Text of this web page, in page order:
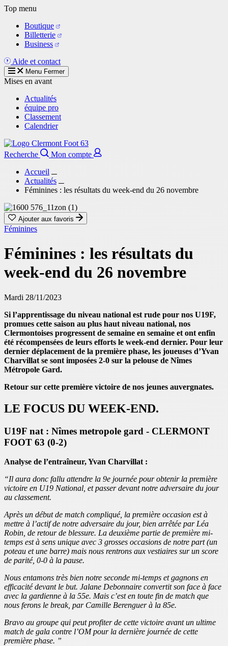
Aller
contenu
principal
Top menu
Boutique
Billetterie
Business
Aide et contact
Menu Fermer
Mises en avant
Actualités
équipe pro
Classement
Calendrier
Recherche
Mon compte
Accueil
Actualités
Féminines : les résultats du week-end du 26 novembre
Ajouter aux favoris
Féminines
Féminines : les résultats du
week-end du 26 novembre
Mardi 28/11/2023
Si l’apprentissage du niveau national est rude pour nos U19F,
promues cette saison au plus haut niveau national, nos
Clermontoises progressent de semaine en semaine et ont enfin
été récompensées de leurs efforts le week-end dernier. Pour leur
dernier déplacement de la première phase, les joueuses d’Yvan
Charvillat se sont imposées 2-0 sur la pelouse de Nîmes
Métropole Gard.
Retour sur cette première victoire de nos jeunes auvergnates.
LE FOCUS DU WEEK-END.
U19F nat : Nîmes metropole gard - CLERMONT
FOOT 63 (0-2)
Analyse de l’entraîneur, Yvan Charvillat :
“Il aura donc fallu attendre la 9e journée pour obtenir la première
victoire en U19 National, et passer devant notre adversaire du jour
au classement.
Après un début de match compliqué, la première occasion est à
mettre à l’actif de notre adversaire du jour, bien arrêtée par Léa
Robin, de retour de blessure. La deuxième partie de première mi-
temps est à sens unique avec 3 grosses occasions de notre part (un
poteau et une barre) mais nous rentrons aux vestiaires sur un score
de parité, 0-0 à la pause.
Nous entamons très bien notre seconde mi-temps et gagnons en
efficacité devant le but. Jalane Debonnaire convertit son face à face
avec la gardienne à la 55e. Mais c’est en toute fin de match que
nous ferons le break, par Camille Berenguer à la 85e.
Bravo au groupe qui peut profiter de cette victoire avant un ultime
match de gala contre l’OM pour la dernière journée de cette
première phase. ”